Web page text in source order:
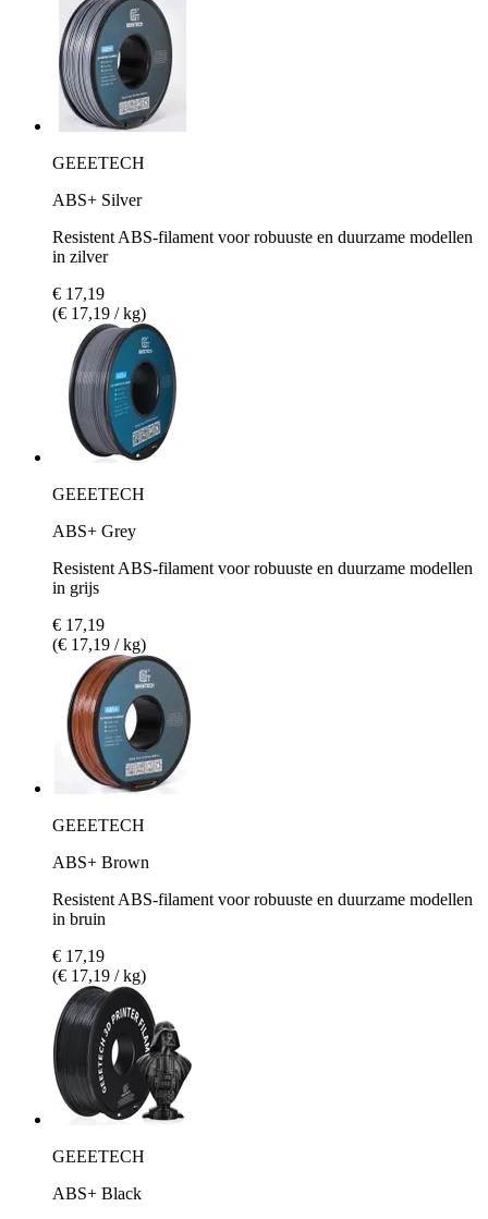
GEEETECH
ABS+ Silver
Resistent ABS-filament voor robuuste en duurzame modellen
in zilver
€ 17,19
(€ 17,19 / kg)
GEEETECH
ABS+ Grey
Resistent ABS-filament voor robuuste en duurzame modellen
in grijs
€ 17,19
(€ 17,19 / kg)
GEEETECH
ABS+ Brown
Resistent ABS-filament voor robuuste en duurzame modellen
in bruin
€ 17,19
(€ 17,19 / kg)
GEEETECH
ABS+ Black